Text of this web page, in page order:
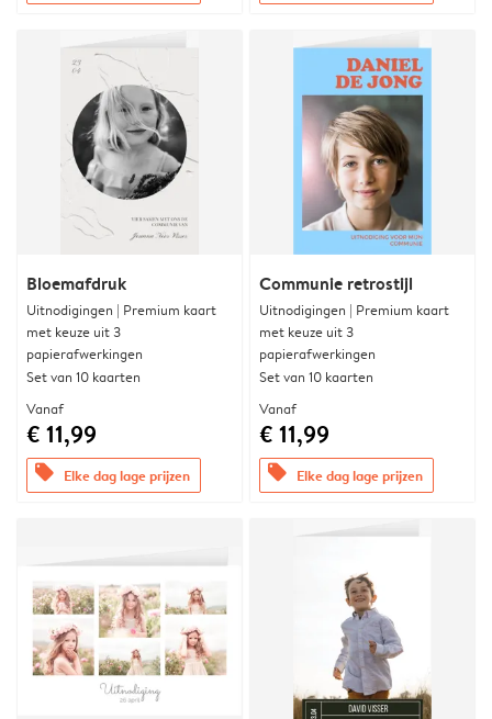
Bloemafdruk
Uitnodigingen | Premium kaart
met keuze uit 3
papierafwerkingen
Set van 10 kaarten
Vanaf
€ 11,99
offers Elke dag lage prijzen
Communie retrostijl
Uitnodigingen | Premium kaart
met keuze uit 3
papierafwerkingen
Set van 10 kaarten
Vanaf
€ 11,99
offers Elke dag lage prijzen